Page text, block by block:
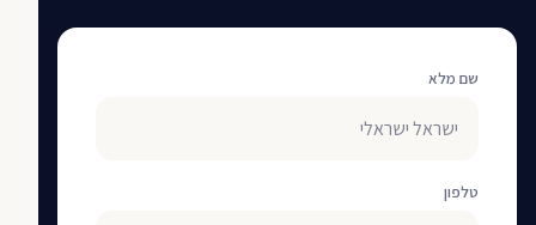
שם מלא
טלפון